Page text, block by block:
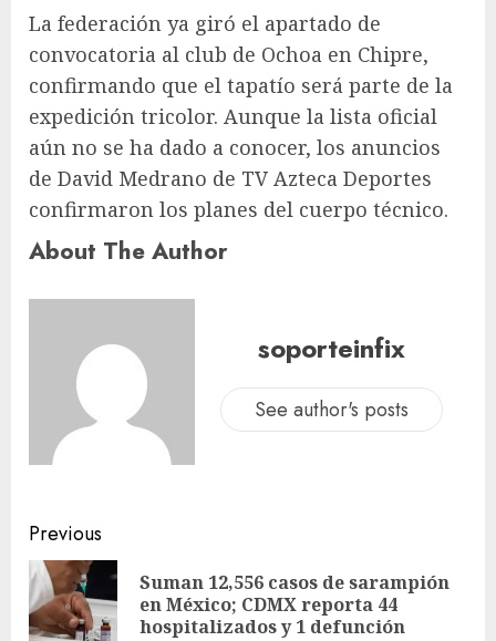
La federación ya giró el apartado de
convocatoria al club de Ochoa en Chipre,
confirmando que el tapatío será parte de la
expedición tricolor. Aunque la lista oficial
aún no se ha dado a conocer, los anuncios
de David Medrano de TV Azteca Deportes
confirmaron los planes del cuerpo técnico.
About The Author
soporteinfix
See author's posts
Previous
Suman 12,556 casos de sarampión
en México; CDMX reporta 44
hospitalizados y 1 defunción